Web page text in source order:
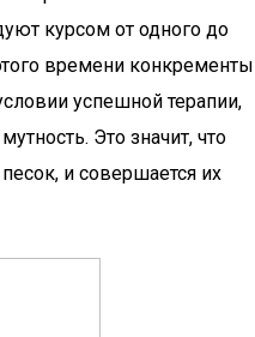
курсом от одного до
времени конкременты
успешной терапии,
Это значит, что
и совершается их